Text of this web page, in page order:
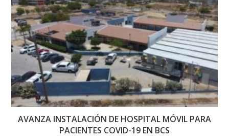
AVANZA INSTALACIÓN DE HOSPITAL MÓVIL PARA
PACIENTES COVID-19 EN BCS